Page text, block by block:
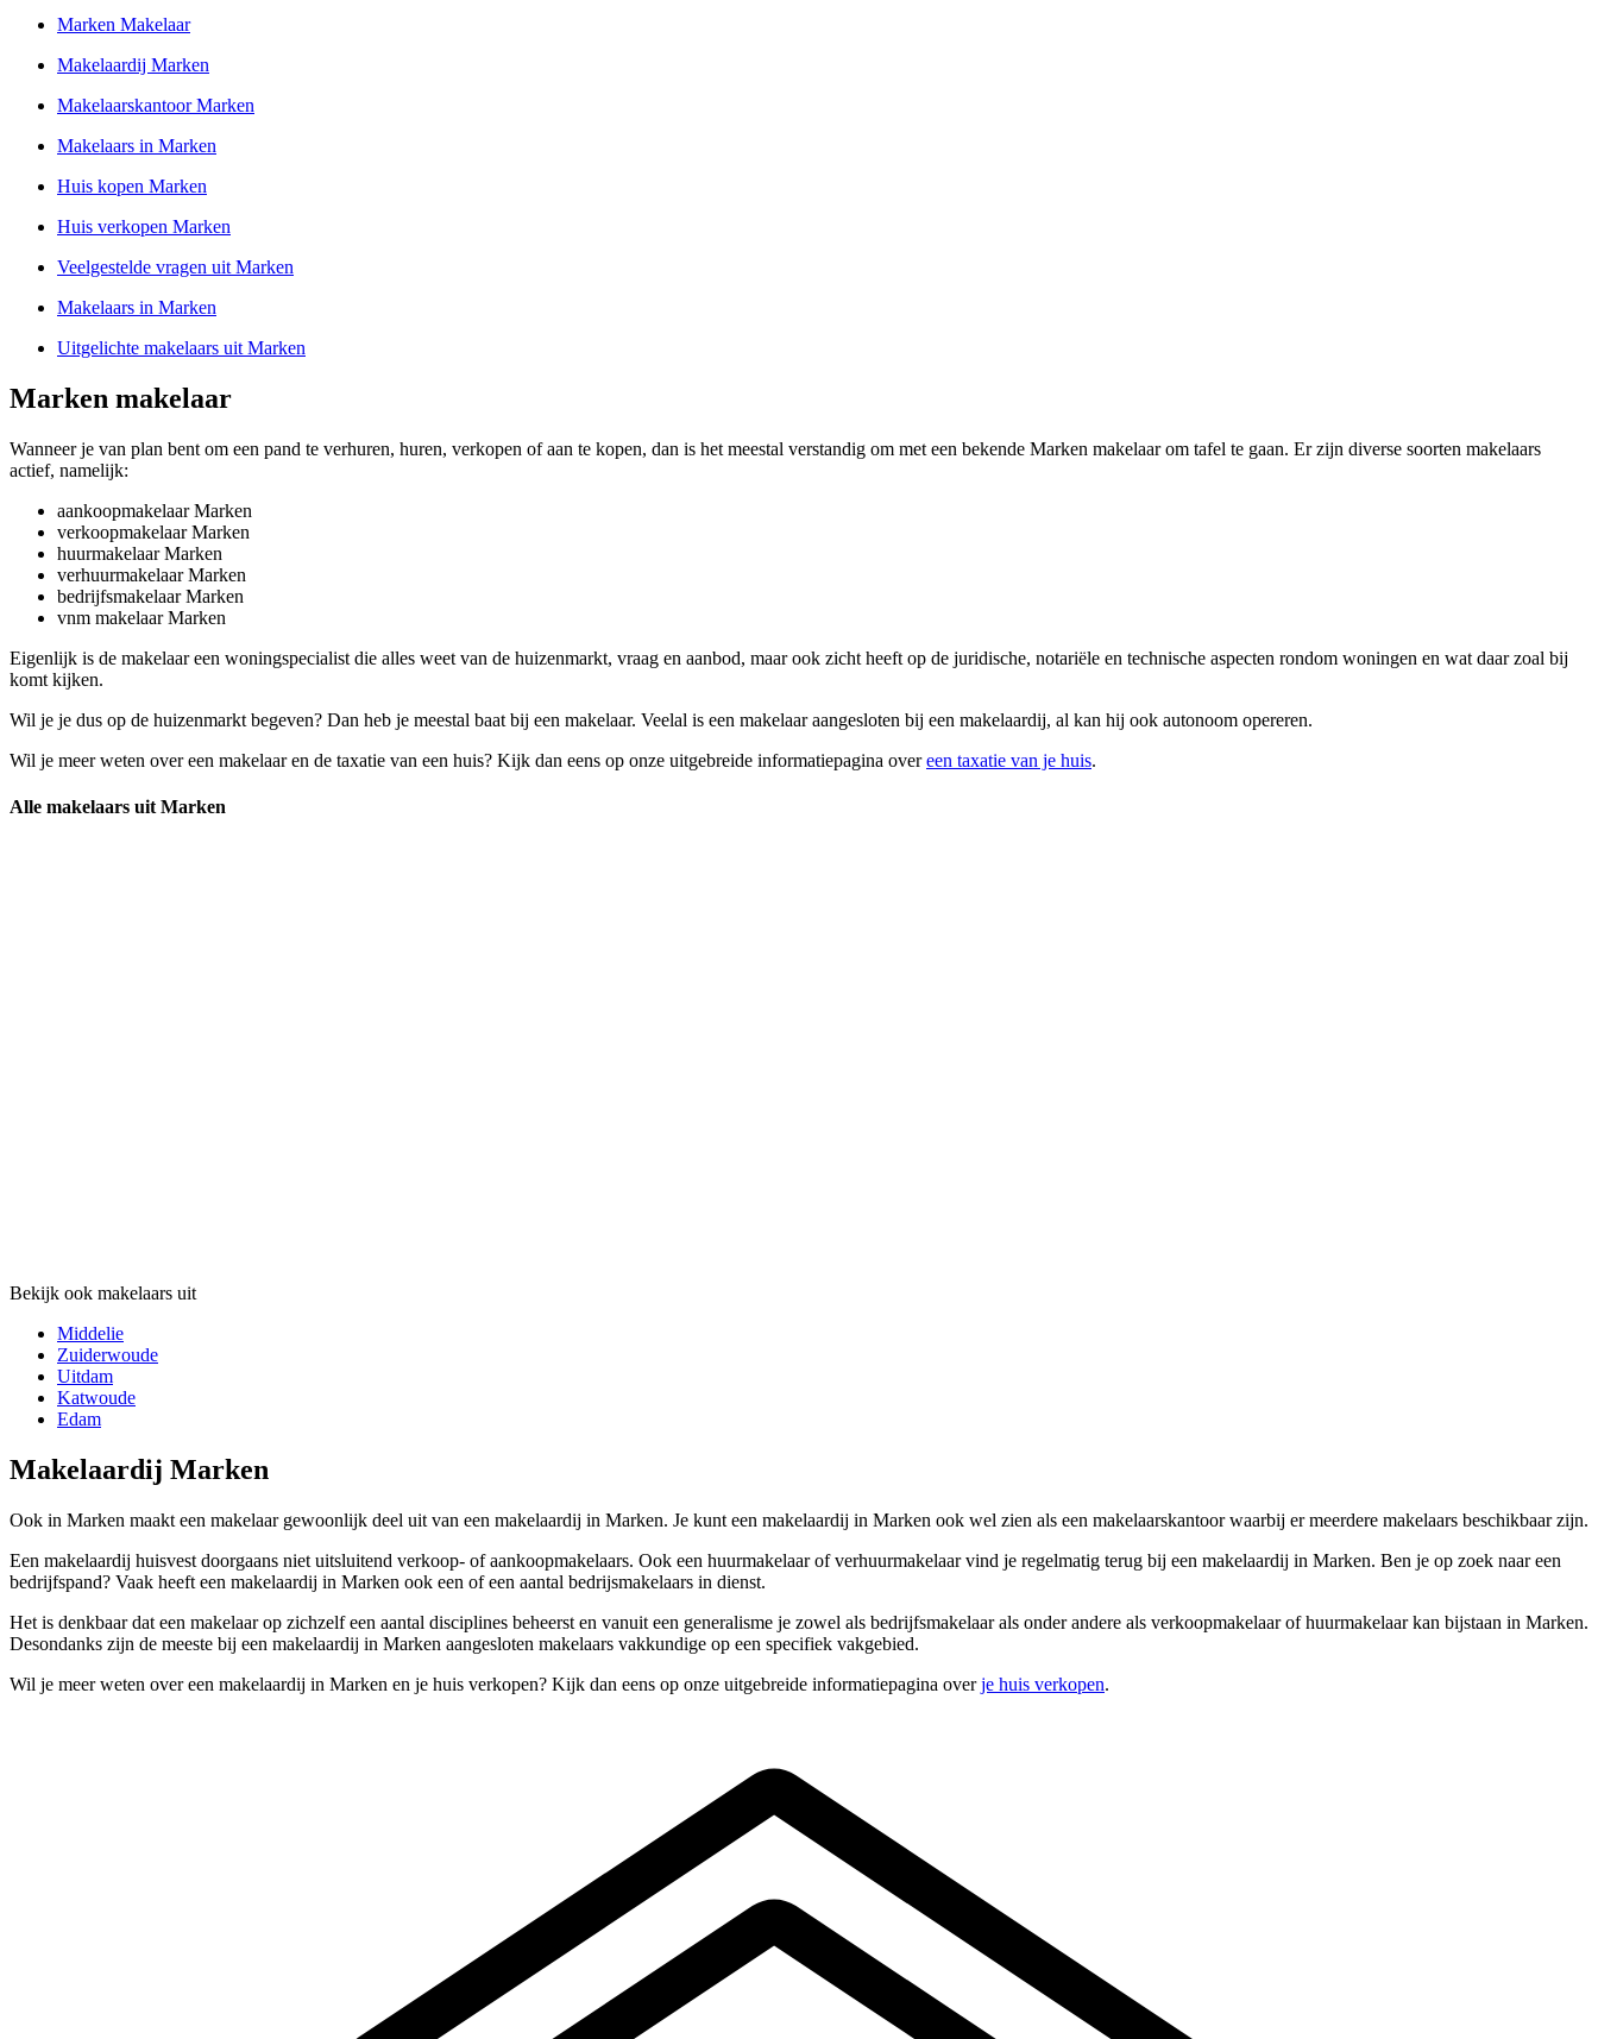
Marken Makelaar
Makelaardij Marken
Makelaarskantoor Marken
Makelaars in Marken
Huis kopen Marken
Huis verkopen Marken
Veelgestelde vragen uit Marken
Makelaars in Marken
Uitgelichte makelaars uit Marken
Marken makelaar
Wanneer je van plan bent om een pand te verhuren, huren, verkopen of aan te kopen, dan is het meestal verstandig om met een bekende Marken makelaar om tafel te gaan. Er zijn diverse soorten makelaars
actief, namelijk:
aankoopmakelaar Marken
verkoopmakelaar Marken
huurmakelaar Marken
verhuurmakelaar Marken
bedrijfsmakelaar Marken
vnm makelaar Marken
Eigenlijk is de makelaar een woningspecialist die alles weet van de huizenmarkt, vraag en aanbod, maar ook zicht heeft op de juridische, notariële en technische aspecten rondom woningen en wat daar zoal bij
komt kijken.
Wil je je dus op de huizenmarkt begeven? Dan heb je meestal baat bij een makelaar. Veelal is een makelaar aangesloten bij een makelaardij, al kan hij ook autonoom opereren.
Wil je meer weten over een makelaar en de taxatie van een huis? Kijk dan eens op onze uitgebreide informatiepagina overeen taxatie van je huis.
Alle makelaars uit Marken
Bekijk ook makelaars uit
Middelie
Zuiderwoude
Uitdam
Katwoude
Edam
Makelaardij Marken
Ook in Marken maakt een makelaar gewoonlijk deel uit van een makelaardij in Marken. Je kunt een makelaardij in Marken ook wel zien als een makelaarskantoor waarbij er meerdere makelaars beschikbaar zijn.
Een makelaardij huisvest doorgaans niet uitsluitend verkoop- of aankoopmakelaars. Ook een huurmakelaar of verhuurmakelaar vind je regelmatig terug bij een makelaardij in Marken. Ben je op zoek naar een
bedrijfspand? Vaak heeft een makelaardij in Marken ook een of een aantal bedrijsmakelaars in dienst.
Het is denkbaar dat een makelaar op zichzelf een aantal disciplines beheerst en vanuit een generalisme je zowel als bedrijfsmakelaar als onder andere als verkoopmakelaar of huurmakelaar kan bijstaan in Marken.
Desondanks zijn de meeste bij een makelaardij in Marken aangesloten makelaars vakkundige op een specifiek vakgebied.
Wil je meer weten over een makelaardij in Marken en je huis verkopen? Kijk dan eens op onze uitgebreide informatiepagina overje huis verkopen.